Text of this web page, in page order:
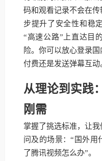
码和观看记录不会在
步提升了安全性和稳
“高速公路”上直达目
险。你可以放心登录
付费还是发送弹幕互动
从理论到实践
刚需
掌握了挑选标准，让
问及的场景：“国外用
了腾讯视频怎么办”。